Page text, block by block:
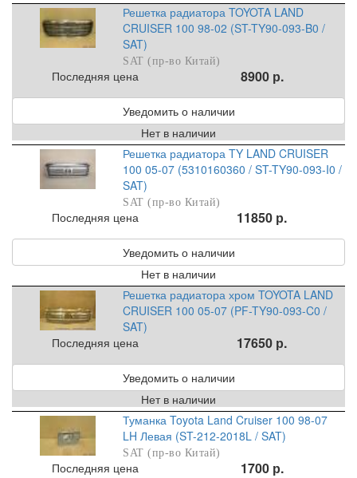
Решетка радиатора TOYOTA LAND
CRUISER 100 98-02 (ST-TY90-093-B0 /
SAT)
SAT (пр-во Китай)
Последняя цена 8900 р.
Уведомить о наличии
Нет в наличии
Решетка радиатора TY LAND CRUISER
100 05-07 (5310160360 / ST-TY90-093-I0 /
SAT)
SAT (пр-во Китай)
Последняя цена 11850 р.
Уведомить о наличии
Нет в наличии
Решетка радиатора хром TOYOTA LAND
CRUISER 100 05-07 (PF-TY90-093-C0 /
SAT)
Последняя цена
17650 р.
Уведомить о наличии
Нет в наличии
Туманка Toyota Land Cruiser 100 98-07
LH Левая (ST-212-2018L / SAT)
SAT (пр-во Китай)
Последняя цена 1700 р.